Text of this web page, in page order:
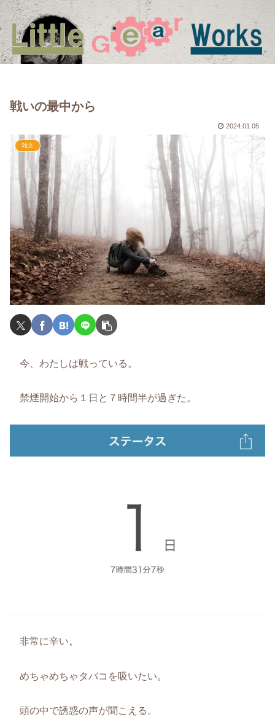
戦いの最中から
2024.01.05
雑文
今、わたしは戦っている。
禁煙開始から１日と７時間半が過ぎた。
非常に辛い。
めちゃめちゃタバコを吸いたい。
頭の中で誘惑の声が聞こえる。